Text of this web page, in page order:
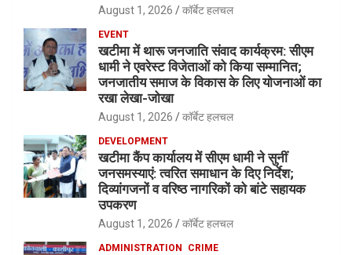
August 1, 2026 कॉर्बेट हलचल
EVENT
खटीमा में थारू जनजाति संवाद कार्यक्रम: सीएम
धामी ने एवरेस्ट विजेताओं को किया सम्मानित;
जनजातीय समाज के विकास के लिए योजनाओं का
रखा लेखा-जोखा
August 1, 2026 कॉर्बेट हलचल
DEVELOPMENT
खटीमा कैंप कार्यालय में सीएम धामी ने सुनीं
जनसमस्याएं: त्वरित समाधान के दिए निर्देश;
दिव्यांगजनों व वरिष्ठ नागरिकों को बांटे सहायक
उपकरण
August 1, 2026 कॉर्बेट हलचल
ADMINISTRATION CRIME